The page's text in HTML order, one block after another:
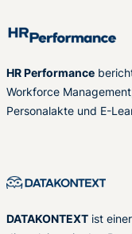
HR Performance
Workforce
Personalakte und E-
DATAKONTEXT ist